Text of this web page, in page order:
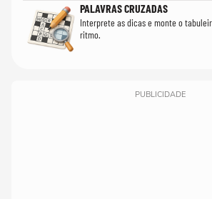
PALAVRAS CRUZADAS
Interprete as dicas e monte o
ritmo.
PUBLICIDADE